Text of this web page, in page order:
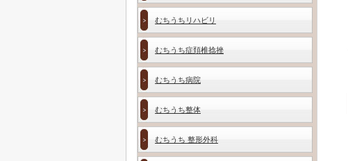
むちうちリハビリ
むちうち症頚椎捻挫
むちうち病院
むちうち整体
むちうち 整形外科